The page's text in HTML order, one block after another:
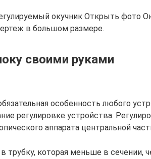
окучник Открыть фото
в большом размере.
своими руками
особенность любого
регулировке устройства.
аппарата центральной
трубку, которая меньше в сечении,